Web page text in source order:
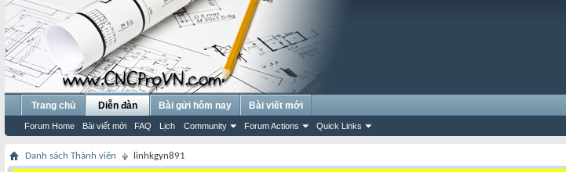
Trang chủ Diễn đàn
Forum Home Bài viết mới FAQ Lịch Community Forum Actions Quick Links
Bài gửi hôm nay Bài viết mới
Danh sách Thành viên linhkgyn891